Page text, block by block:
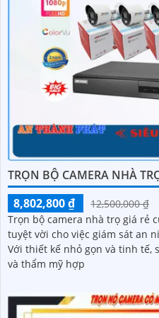
TRỌN BỘ CAMERA NHÀ
8,802,800 ₫
12,500,000 ₫
Trọn bộ camera nhà trọ giá rẻ
tuyệt vời cho việc giám sát an
Với thiết kế nhỏ gọn và tinh tế,
và thẩm mỹ hợp